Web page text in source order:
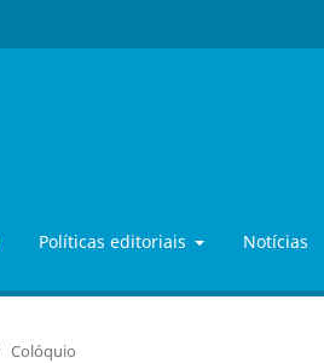
Políticas editoriais Notícias
Colóquio